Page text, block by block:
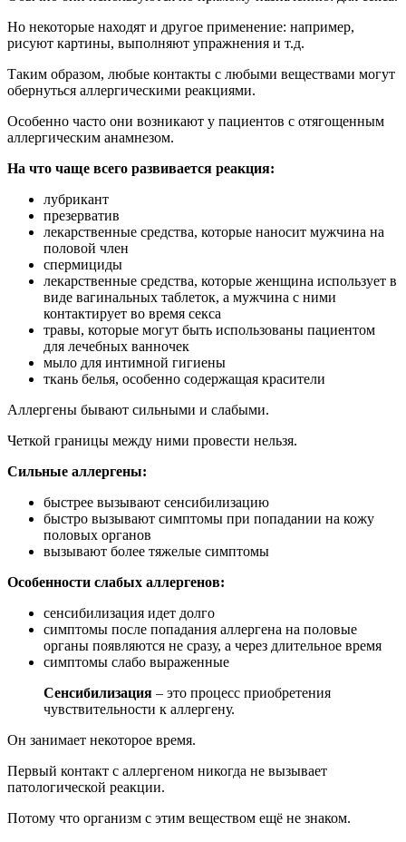
Но некоторые находят и другое применение: например,
рисуют картины, выполняют упражнения и т.д.
Таким образом, любые контакты с любыми веществами могут
обернуться аллергическими реакциями.
Особенно часто они возникают у пациентов с отягощенным
аллергическим анамнезом.
На что чаще всего развивается реакция:
лубрикант
презерватив
лекарственные средства, которые наносит мужчина на
половой член
спермициды
лекарственные средства, которые женщина использует в
виде вагинальных таблеток, а мужчина с ними
контактирует во время секса
травы, которые могут быть использованы пациентом
для лечебных ванночек
мыло для интимной гигиены
ткань белья, особенно содержащая красители
Аллергены бывают сильными и слабыми.
Четкой границы между ними провести нельзя.
Сильные аллергены:
быстрее вызывают сенсибилизацию
быстро вызывают симптомы при попадании на кожу
половых органов
вызывают более тяжелые симптомы
Особенности слабых аллергенов:
сенсибилизация идет долго
симптомы после попадания аллергена на половые
органы появляются не сразу, а через длительное время
симптомы слабо выраженные
Сенсибилизация – это процесс приобретения
чувствительности к аллергену.
Он занимает некоторое время.
Первый контакт с аллергеном никогда не вызывает
патологической реакции.
Потому что организм с этим веществом ещё не знаком.